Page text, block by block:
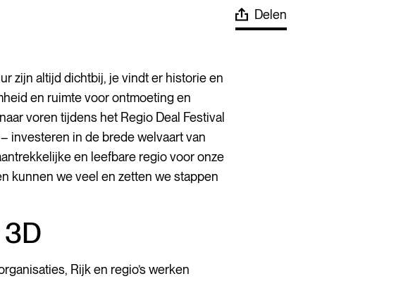
Delen
zijn altijd dichtbij, je vindt er historie en
en ruimte voor ontmoeting en
voren tijdens het Regio Deal Festival
investeren in de brede welvaart van
en leefbare regio voor onze
kunnen we veel en zetten we stappen
Rijk en regio’s werken